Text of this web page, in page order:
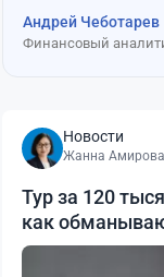
Андрей Чеботарев
Финансовый
Новости
Жанна Амирова
Тур за 120
как